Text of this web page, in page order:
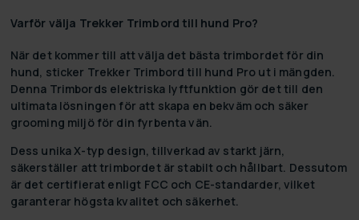
Varför välja Trekker Trimbord till hund Pro?
När det kommer till att välja det bästa trimbordet för din
hund, sticker Trekker Trimbord till hund Pro ut i mängden.
Denna Trimbords elektriska lyftfunktion gör det till den
ultimata lösningen för att skapa en bekväm och säker
grooming miljö för din fyrbenta vän.
Dess unika X-typ design, tillverkad av starkt järn,
säkerställer att trimbordet är stabilt och hållbart. Dessutom
är det certifierat enligt FCC och CE-standarder, vilket
garanterar högsta kvalitet och säkerhet.